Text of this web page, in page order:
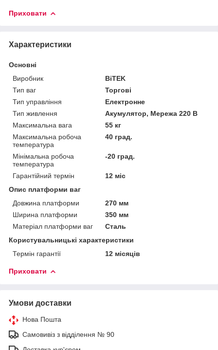
Приховати
Характеристики
Основні
Виробник
BiTEK
Тип ваг
Торгові
Тип управління
Електронне
Тип живлення
Акумулятор, Мережа 220 В
Максимальна вага
55 кг
Максимальна робоча
температура
40 град.
Мінімальна робоча
температура
-20 град.
Гарантійний термін
12 міс
Опис платформи ваг
Довжина платформи
270 мм
Ширина платформи
350 мм
Матеріал платформи ваг
Сталь
Користувальницькі характеристики
Термін гарантії
12 місяців
Приховати
Умови доставки
Нова Пошта
Самовивіз з відділення № 90